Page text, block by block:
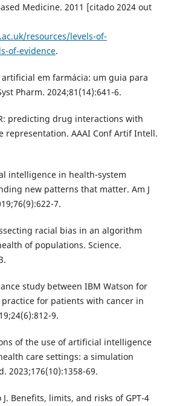
Medicine. 2011 [citado 2024 out
resources/levels-of-
of-evidence.
artificial em farmácia: um guia para
Pharm. 2024;81(14):641-6.
predicting drug interactions with
representation. AAAI Conf Artif Intell.
intelligence in health-system
new patterns that matter. Am J
7.
racial bias in an algorithm
of populations. Science.
study between IBM Watson for
for patients with cancer in
9.
of the use of artificial intelligence
care settings: a simulation
2023;176(10):1358-69.
J. Benefits, limits, and risks of GPT-4